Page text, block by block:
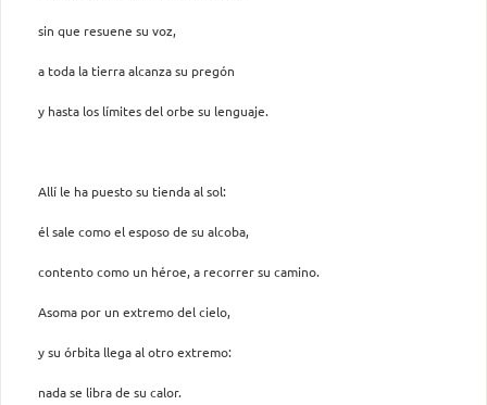
sin que resuene su voz,
a toda la tierra alcanza su pregón
y hasta los límites del orbe su lenguaje.
Allí le ha puesto su tienda al sol:
él sale como el esposo de su alcoba,
contento como un héroe, a recorrer su camino.
Asoma por un extremo del cielo,
y su órbita llega al otro extremo:
nada se libra de su calor.